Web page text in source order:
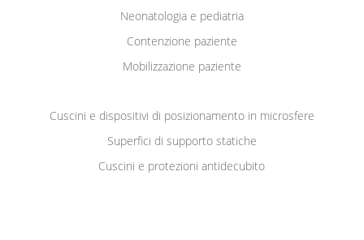
Neonatologia e pediatria
Contenzione paziente
Mobilizzazione paziente
Cuscini e dispositivi di posizionamento in microsfere
Superfici di supporto statiche
Cuscini e protezioni antidecubito